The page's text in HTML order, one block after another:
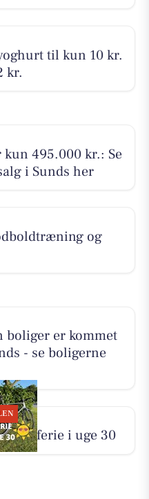
til kun 10 kr.
kr.
495.000 kr.: Se
i Sunds her
og
boliger er kommet
- se boligerne
i uge 30